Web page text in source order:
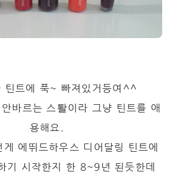
틴트에 푹~ 빠져있거등여^^
바르는 스퇄이라 그냥 틴트를 애
용해요.
에뛰드하우스 디어달링 틴트에
기 시작한지 한 8~9년 된듯한데